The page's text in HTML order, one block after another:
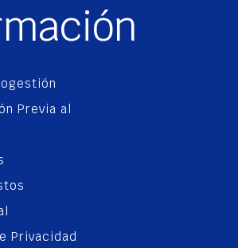
Previa al
Privacidad